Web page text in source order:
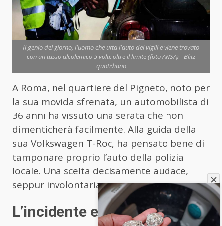
Il genio del giorno, l'uomo che urta l'auto dei vigili e viene trovato
con un tasso alcolemico 5 volte oltre il limite (foto ANSA) - Blitz
quotidiano
A Roma, nel quartiere del Pigneto, noto per
la sua movida sfrenata, un automobilista di
36 anni ha vissuto una serata che non
dimenticherà facilmente. Alla guida della
sua Volkswagen T-Roc, ha pensato bene di
tamponare proprio l’auto della polizia
locale. Una scelta decisamente audace,
seppur involontaria.
L’incidente e la fuga… breve